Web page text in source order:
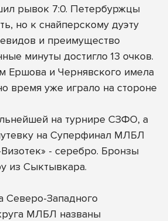
рывок 7:0. Петербуржцы
но к снайперскому дуэту
и преимущество
минуты достигло 13 очков.
Ершова и Чернявского имела
время уже играло на стороне
на турнире СЗФО, а
на Суперфинал МЛБЛ
- серебро. Бронзы
из Сыктывкара.
Северо-Западного
МЛБЛ названы